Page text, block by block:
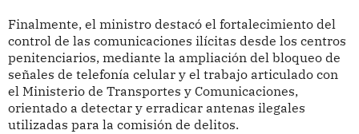
Finalmente, el ministro destacó el fortalecimiento del
control de las comunicaciones ilícitas desde los centros
penitenciarios, mediante la ampliación del bloqueo de
señales de telefonía celular y el trabajo articulado con
el Ministerio de Transportes y Comunicaciones,
orientado a detectar y erradicar antenas ilegales
utilizadas para la comisión de delitos.